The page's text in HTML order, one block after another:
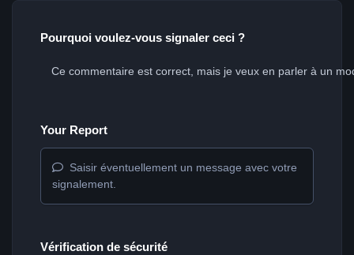
Pourquoi voulez-vous signaler ceci ?
Your Report
Saisir éventuellement un message avec votre
signalement.
Vérification de sécurité